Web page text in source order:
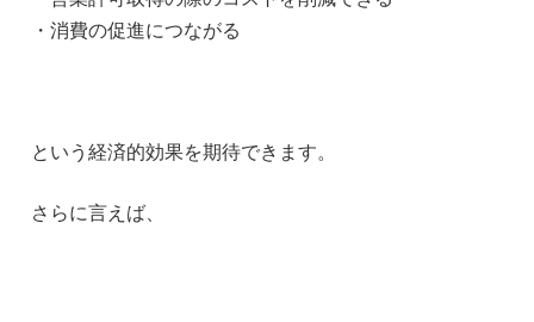
・消費の促進につながる
という経済的効果を期待できます。
さらに言えば、